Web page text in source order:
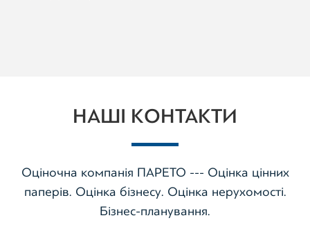
НАШІ КОНТАКТИ
Оціночна компанія ПАРЕТО --- Оцінка цінних
паперів. Оцінка бізнесу. Оцінка нерухомості.
Бізнес-планування.